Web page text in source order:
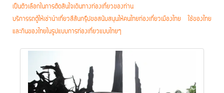
เป็นตัวเลือกในการตัดสินใจเดินทางท่องเที่ยวของท่าน
บริการรถตู้ให้เช่านำเที่ยวสีสันกรุ๊ปขอสนับสนุนให้คนไทยท่องเที่ยวเมืองไทย ใช้ของไทย
และกินของไทยในรูปแบบการท่องเที่ยวแบบไทยๆ